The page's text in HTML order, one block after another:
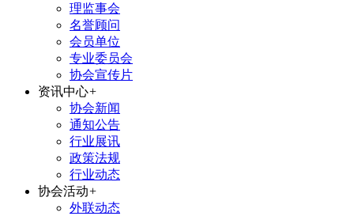
理监事会
名誉顾问
会员单位
专业委员会
协会宣传片
资讯中心+
协会新闻
通知公告
行业展讯
政策法规
行业动态
协会活动+
外联动态